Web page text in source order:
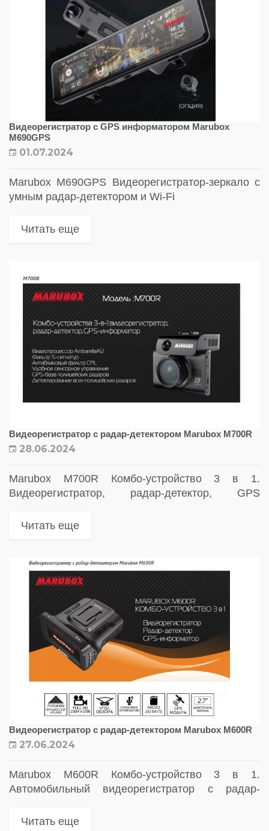
Видеорегистратор с GPS информатором Marubox
M690GPS
01.07.2024
Marubox M690GPS Видеорегистратор-зеркало с
умным радар-детектором и Wi-Fi
Читать еще
Видеорегистратор с радар-детектором Marubox M700R
28.06.2024
Marubox M700R Комбо-устройство 3 в 1.
Видеорегистратор, радар-детектор, GPS
Читать еще
Видеорегистратор с радар-детектором Marubox M600R
27.06.2024
Marubox M600R Комбо-устройство 3 в 1.
Автомобильный видеорегистратор с радар-
Читать еще